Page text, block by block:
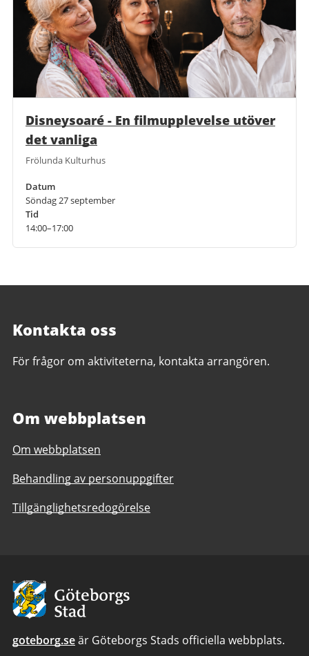
Disneysoaré - En filmupplevelse utöver
det vanliga
Frölunda Kulturhus
Datum
Söndag 27 september
Tid
14:00–17:00
Kontakta oss
För frågor om aktiviteterna, kontakta arrangören.
Om webbplatsen
Om webbplatsen
Behandling av personuppgifter
Tillgänglighetsredogörelse
Avsändare
goteborg.seär Göteborgs Stads officiella webbplats.